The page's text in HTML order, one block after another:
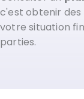
c'est obtenir
votre situation
parties.